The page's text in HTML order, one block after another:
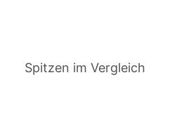
Spitzen im Vergleich